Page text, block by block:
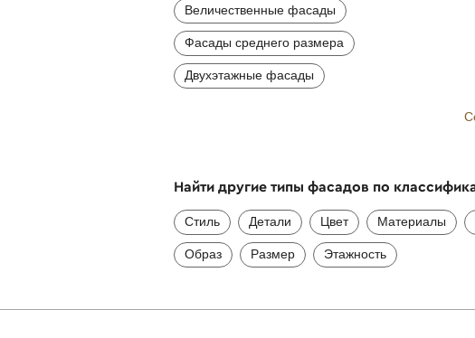
Величественные фасады
Фасады среднего размера
Двухэтажные фасады
Найти другие типы фасадов по
Стиль Детали Цвет Материалы
Образ Размер Этажность